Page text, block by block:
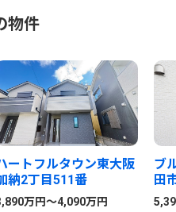
物件
ートフルタウン東大阪
納2丁目511番
万円～4,090万円
ブ
田